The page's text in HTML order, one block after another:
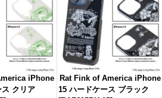
iPhone
クリア
Rat Fink of America iPhone
15 ハードケース ブラック